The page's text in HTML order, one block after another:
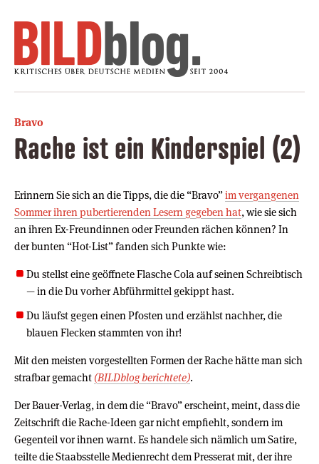
Bravo
Rache ist ein Kinderspiel (2)
Erinnern Sie sich an die Tipps, die die “Bravo”im vergangenen
Sommer ihren pubertierenden Lesern gegeben hat, wie sie sich
an ihren Ex-Freundinnen oder Freunden rächen können? In
der bunten “Hot-List” fanden sich Punkte wie:
Du stellst eine geöffnete Flasche Cola auf seinen Schreibtisch
— in die Du vorher Abführmittel gekippt hast.
Du läufst gegen einen Pfosten und erzählst nachher, die
blauen Flecken stammten von ihr!
Mit den meisten vorgestellten Formen der Rache hätte man sich
strafbar gemacht (BILDblog berichtete).
Der Bauer-Verlag, in dem die “Bravo” erscheint, meint, dass die
Zeitschrift die Rache-Ideen gar nicht empfiehlt, sondern im
Gegenteil vor ihnen warnt. Es handele sich nämlich um Satire,
teilte die Staabsstelle Medienrecht dem Presserat mit, der ihre